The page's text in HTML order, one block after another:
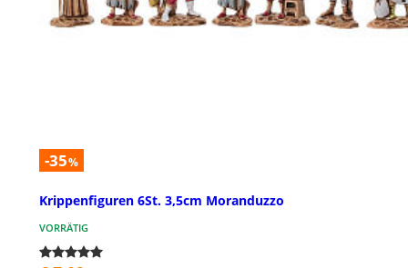
-35%
Krippenfiguren 6St. 3,5cm Moranduzzo
VORRÄTIG